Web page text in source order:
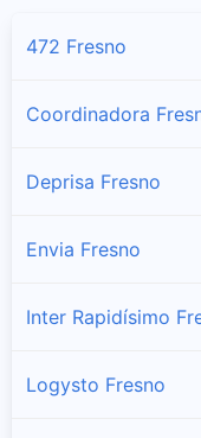
472 Fresno
Coordinadora
Deprisa Fresno
Envia Fresno
Inter Rapidísimo
Logysto Fresno